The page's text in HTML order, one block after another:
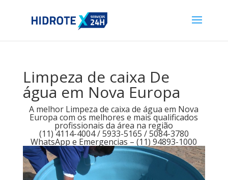
Limpeza de caixa De
água em Nova Europa
A melhor Limpeza de caixa de água em Nova
Europa com os melhores e mais qualificados
profissionais da área na região
(11) 4114-4004 / 5933-5165 / 5084-3780
WhatsApp e Emergencias – (11) 94893-1000